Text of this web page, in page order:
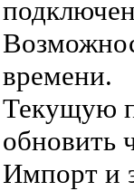
времени.
Текущую
обновить
Импорт и